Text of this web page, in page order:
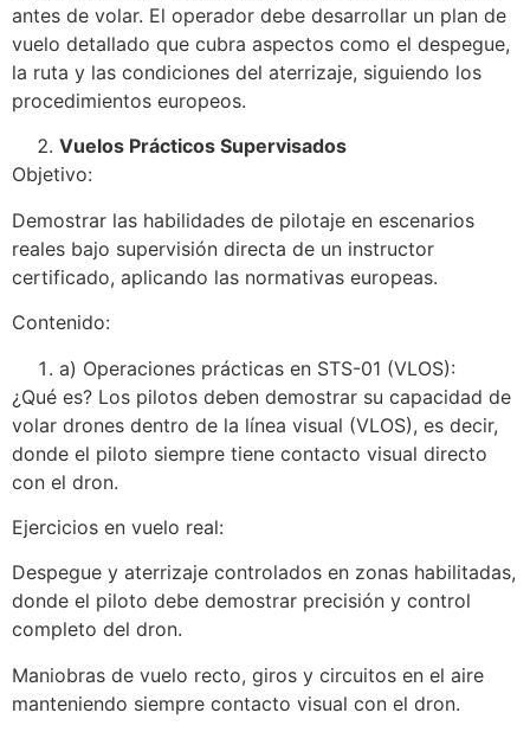
antes de volar. El operador debe desarrollar un plan de
vuelo detallado que cubra aspectos como el despegue,
la ruta y las condiciones del aterrizaje, siguiendo los
procedimientos europeos.
Vuelos Prácticos Supervisados
Objetivo:
Demostrar las habilidades de pilotaje en escenarios
reales bajo supervisión directa de un instructor
certificado, aplicando las normativas europeas.
Contenido:
a) Operaciones prácticas en STS-01 (VLOS):
¿Qué es? Los pilotos deben demostrar su capacidad de
volar drones dentro de la línea visual (VLOS), es decir,
donde el piloto siempre tiene contacto visual directo
con el dron.
Ejercicios en vuelo real:
Despegue y aterrizaje controlados en zonas habilitadas,
donde el piloto debe demostrar precisión y control
completo del dron.
Maniobras de vuelo recto, giros y circuitos en el aire
manteniendo siempre contacto visual con el dron.